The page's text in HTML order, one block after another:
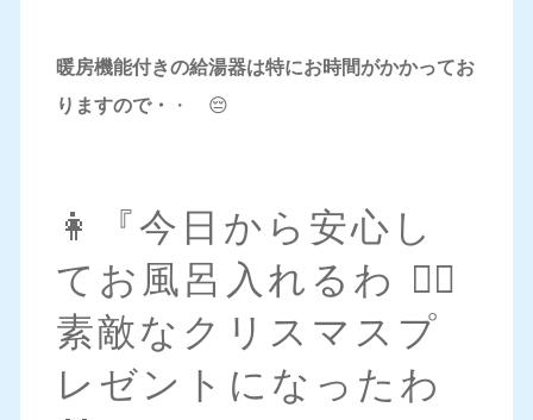
暖房機能付きの給湯器は特にお時間がかかってお
りますので・
・ 😔
👩『今日から安心し
てお風呂入れるわ 🧖‍♀️
素敵なクリスマスプ
レゼントになったわ